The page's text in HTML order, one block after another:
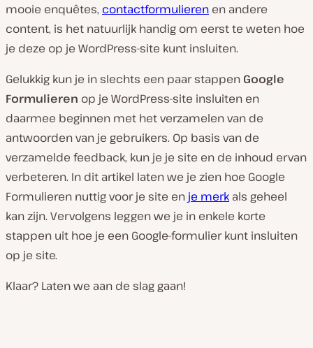
mooie enquêtes, contactformulieren en andere
content, is het natuurlijk handig om eerst te weten hoe
je deze op je WordPress-site kunt insluiten.
Gelukkig kun je in slechts een paar stappen Google
Formulieren op je WordPress-site insluiten en
daarmee beginnen met het verzamelen van de
antwoorden van je gebruikers. Op basis van de
verzamelde feedback, kun je je site en de inhoud ervan
verbeteren. In dit artikel laten we je zien hoe Google
Formulieren nuttig voor je site en je merk als geheel
kan zijn. Vervolgens leggen we je in enkele korte
stappen uit hoe je een Google-formulier kunt insluiten
op je site.
Klaar? Laten we aan de slag gaan!